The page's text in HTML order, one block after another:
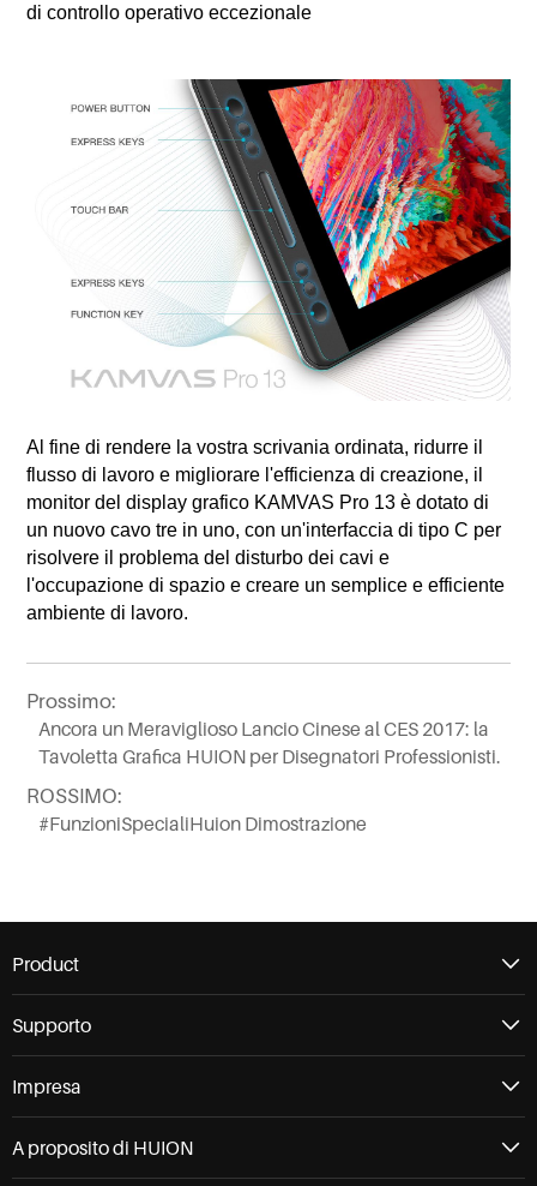
di controllo operativo eccezionale
Al fine di rendere la vostra scrivania ordinata, ridurre il
flusso di lavoro e migliorare l'efficienza di creazione, il
monitor del display grafico KAMVAS Pro 13 è dotato di
un nuovo cavo tre in uno, con un'interfaccia di tipo C per
risolvere il problema del disturbo dei cavi e
l'occupazione di spazio e creare un semplice e efficiente
ambiente di lavoro.
Prossimo:
Ancora un Meraviglioso Lancio Cinese al CES 2017: la
Tavoletta Grafica HUION per Disegnatori Professionisti.
ROSSIMO:
#FunzioniSpecialiHuion Dimostrazione
Product
Supporto
Impresa
A proposito di HUION